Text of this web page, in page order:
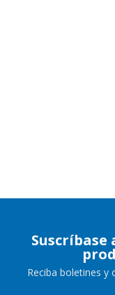
Suscríbase
Reciba boletines y